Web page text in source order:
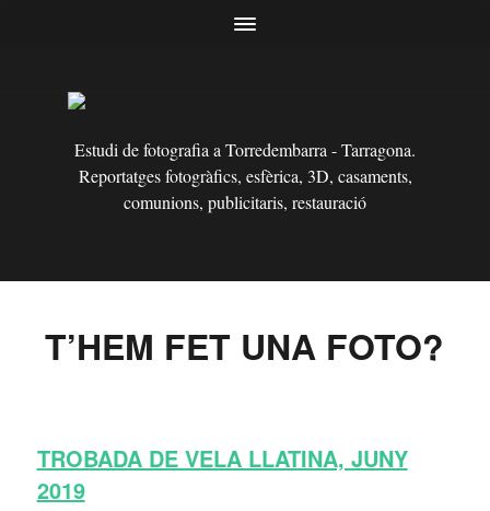
Estudi de fotografia a Torredembarra - Tarragona.
Reportatges fotogràfics, esfèrica, 3D, casaments,
comunions, publicitaris, restauració
T’HEM FET UNA FOTO?
TROBADA DE VELA LLATINA, JUNY
2019